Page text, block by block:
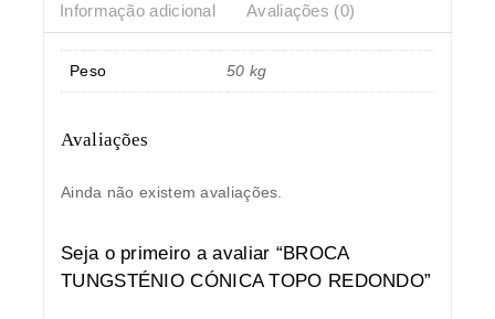
Informação adicional Avaliações (0)
Peso 50 kg
Avaliações
Ainda não existem avaliações.
Seja o primeiro a avaliar “BROCA
TUNGSTÉNIO CÓNICA TOPO REDONDO”